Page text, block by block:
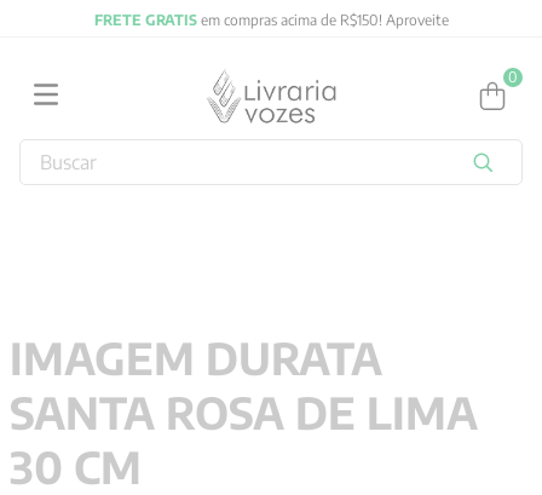
FRETE GRATISem compras acima de R$150! Aproveite
0
Buscar
IMAGEM DURATA
SANTA ROSA DE LIMA
30 CM
4 jung
5º pré venda
6 byung chul han
7 biblia